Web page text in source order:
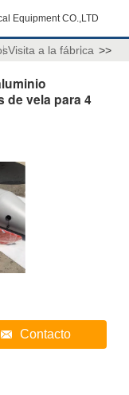
Equipment CO.,LTD
Visita a la fábrica >>
de vela para 4
Contacto